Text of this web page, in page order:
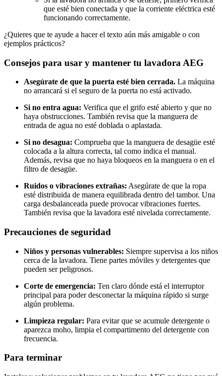
que esté bien conectada y que la corriente eléctrica esté
funcionando correctamente.
¿Quieres que te ayude a hacer el texto aún más amigable o con
ejemplos prácticos?
Consejos para usar y mantener tu lavadora AEG
Asegúrate de que la puerta esté bien cerrada. La máquina
no arrancará si el seguro de la puerta no está activado.
Si no entra agua: Verifica que el grifo esté abierto y que no
haya obstrucciones. También revisa que la manguera de
entrada de agua no esté doblada o aplastada.
Si no desagua: Comprueba que la manguera de desagüe esté
colocada a la altura correcta, tal como indica el manual.
Además, revisa que no haya bloqueos en la manguera o en el
filtro de desagüe.
Ruidos o vibraciones extrañas: Asegúrate de que la ropa
esté distribuida de manera equilibrada dentro del tambor. Una
carga desbalanceada puede provocar vibraciones fuertes.
También revisa que la lavadora esté nivelada correctamente.
Precauciones de seguridad
Niños y personas vulnerables: Siempre supervisa a los niños
cerca de la lavadora. Tiene partes móviles y detergentes que
pueden ser peligrosos.
Corte de emergencia: Ten claro dónde está el interruptor
principal para poder desconectar la máquina rápido si surge
algún problema.
Limpieza regular: Para evitar que se acumule detergente o
aparezca moho, limpia el compartimento del detergente con
frecuencia.
Para terminar